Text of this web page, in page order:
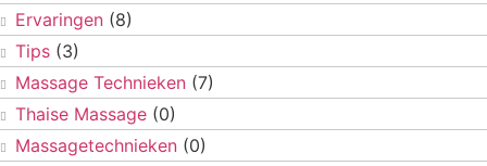
Ervaringen (8)
Tips (3)
Massage Technieken (7)
Thaise Massage (0)
Massagetechnieken (0)